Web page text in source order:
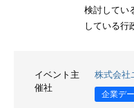
検討してい
している行
イベント主
催社
株式会社
企業デ